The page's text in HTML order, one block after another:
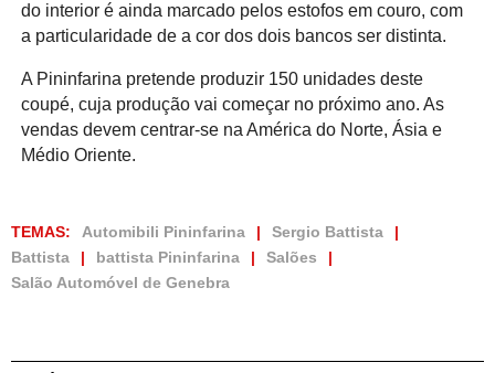
do interior é ainda marcado pelos estofos em couro, com
a particularidade de a cor dos dois bancos ser distinta.
A Pininfarina pretende produzir 150 unidades deste
coupé, cuja produção vai começar no próximo ano. As
vendas devem centrar-se na América do Norte, Ásia e
Médio Oriente.
TEMAS: Automibili Pininfarina
Sergio Battista
Battista
battista Pininfarina
Salões
Salão Automóvel de Genebra